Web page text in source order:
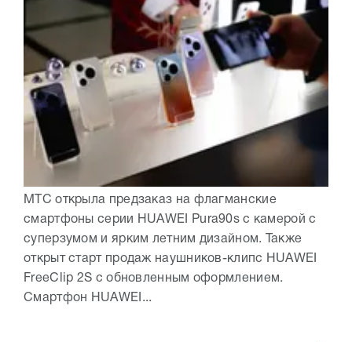
МТС открыла предзаказ на флагманские
смартфоны серии HUAWEI Pura90s с камерой с
суперзумом и ярким летним дизайном. Также
открыт старт продаж наушников-клипс HUAWEI
FreeClip 2S с обновленным оформлением.
Смартфон HUAWEI...